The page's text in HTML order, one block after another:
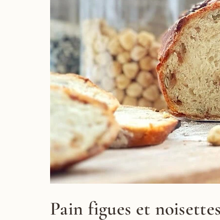
Pain figues et